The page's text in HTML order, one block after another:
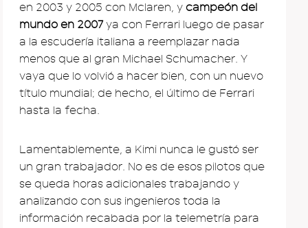
en 2003 y 2005 con Mclaren, y campeón del
mundo en 2007ya con Ferrari luego de pasar
a la escudería italiana a reemplazar nada
menos que al gran Michael Schumacher. Y
vaya que lo volvió a hacer bien, con un nuevo
título mundial; de hecho, el último de Ferrari
hasta la fecha.
Lamentablemente, a Kimi nunca le gustó ser
un gran trabajador. No es de esos pilotos que
se queda horas adicionales trabajando y
analizando con sus ingenieros toda la
información recabada por la telemetría para